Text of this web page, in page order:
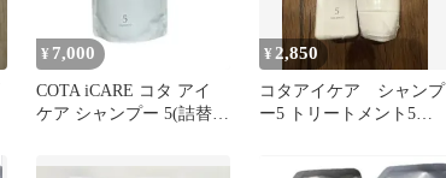
¥ 7,000
COTA iCARE コタ アイ
ケア シャンプー 5(詰替え
¥ 2,850
コタアイケア シャンプ
ー5 トリートメント5